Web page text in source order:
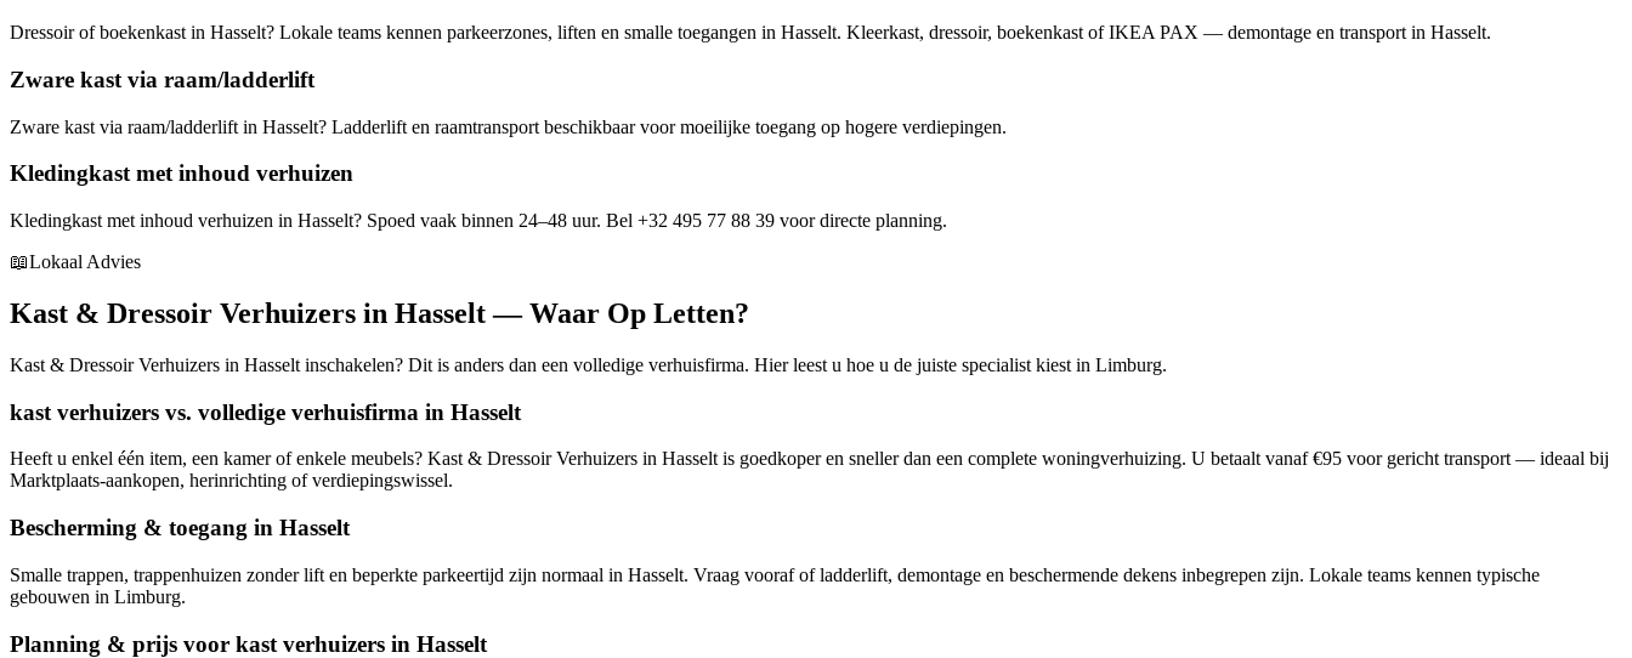
Dressoir of boekenkast in Hasselt? Lokale teams kennen parkeerzones, liften en smalle toegangen in Hasselt. Kleerkast, dressoir, boekenkast of IKEA PAX — demontage en transport in Hasselt.
Zware kast via raam/ladderlift
Zware kast via raam/ladderlift in Hasselt? Ladderlift en raamtransport beschikbaar voor moeilijke toegang op hogere verdiepingen.
Kledingkast met inhoud verhuizen
Kledingkast met inhoud verhuizen in Hasselt? Spoed vaak binnen 24–48 uur. Bel +32 495 77 88 39 voor directe planning.
📖Lokaal Advies
Kast & Dressoir Verhuizers in Hasselt — Waar Op Letten?
Kast & Dressoir Verhuizers in Hasselt inschakelen? Dit is anders dan een volledige verhuisfirma. Hier leest u hoe u de juiste specialist kiest in Limburg.
kast verhuizers vs. volledige verhuisfirma in Hasselt
Heeft u enkel één item, een kamer of enkele meubels? Kast & Dressoir Verhuizers in Hasselt is goedkoper en sneller dan een complete woningverhuizing. U betaalt vanaf €95 voor gericht transport — ideaal bij
Marktplaats-aankopen, herinrichting of verdiepingswissel.
Bescherming & toegang in Hasselt
Smalle trappen, trappenhuizen zonder lift en beperkte parkeertijd zijn normaal in Hasselt. Vraag vooraf of ladderlift, demontage en beschermende dekens inbegrepen zijn. Lokale teams kennen typische
gebouwen in Limburg.
Planning & prijs voor kast verhuizers in Hasselt